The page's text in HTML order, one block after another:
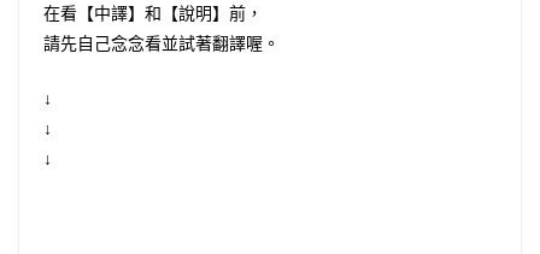
在看【中譯】和【說明】前，
請先自己念念看並試著翻譯喔。
↓
↓
↓